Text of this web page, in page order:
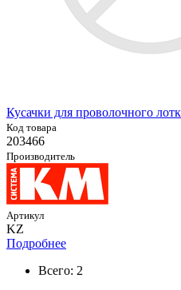
Кусачки для проволочного
Код товара
203466
Производитель
Артикул
KZ
Подробнее
Всего: 2